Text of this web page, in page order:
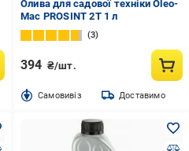
Олива для садової техніки Oleo-
Mac PROSINT 2T 1 л
3
394 ₴/шт.
Cамовивіз Доставимо